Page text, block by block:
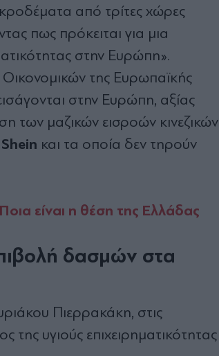
από τρίτες χώρες
πως πρόκειται για μια
στην Ευρώπη».
της Ευρωπαϊκής
στην Ευρώπη, αξίας
των μαζικών εισροών κινεζικών
Shein και τα οποία δεν τηρούν
είναι η θέση της Ελλάδας
δασμών στα
Πιερρακάκη, στις
υγιούς επιχειρηματικότητας